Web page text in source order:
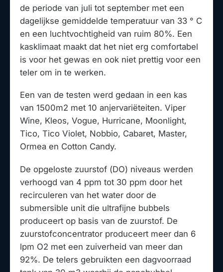
de periode van juli tot september met een
dagelijkse gemiddelde temperatuur van 33 ° C
en een luchtvochtigheid van ruim 80%. Een
kasklimaat maakt dat het niet erg comfortabel
is voor het gewas en ook niet prettig voor een
teler om in te werken.
Een van de testen werd gedaan in een kas
van 1500m2 met 10 anjervariëteiten. Viper
Wine, Kleos, Vogue, Hurricane, Moonlight,
Tico, Tico Violet, Nobbio, Cabaret, Master,
Ormea en Cotton Candy.
De opgeloste zuurstof (DO) niveaus werden
verhoogd van 4 ppm tot 30 ppm door het
recirculeren van het water door de
submersible unit die ultrafijne bubbels
produceert op basis van de zuurstof. De
zuurstofconcentrator produceert meer dan 6
lpm O2 met een zuiverheid van meer dan
92%. De telers gebruikten een dagvoorraad